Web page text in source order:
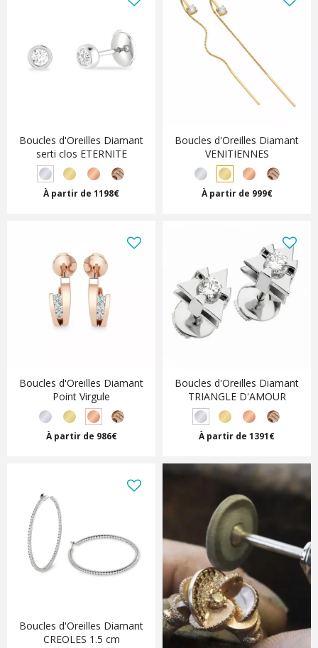
Boucles d'Oreilles Diamant
serti clos ETERNITE
À partir de 1198€
Boucles d'Oreilles Diamant
VENITIENNES
À partir de 999€
Boucles d'Oreilles Diamant
Point Virgule
À partir de 986€
Boucles d'Oreilles Diamant
TRIANGLE D'AMOUR
À partir de 1391€
Boucles d'Oreilles Diamant
CREOLES 1.5 cm